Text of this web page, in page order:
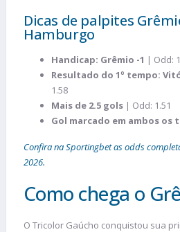
Dicas de palpites
Hamburgo
Handicap: Grêmio -1 | Odd:
Resultado do 1º tempo:
1.58
Mais de 2.5 gols | Odd: 1.51
Gol marcado em ambos os
Confira na Sportingbet as odds
2026.
Como chega o
O Tricolor Gaúcho conquistou sua